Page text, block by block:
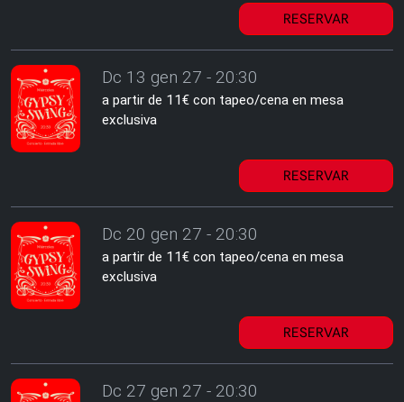
RESERVAR
Dc 13 gen 27 - 20:30
a partir de 11€ con tapeo/cena en mesa
exclusiva
RESERVAR
Dc 20 gen 27 - 20:30
a partir de 11€ con tapeo/cena en mesa
exclusiva
RESERVAR
Dc 27 gen 27 - 20:30